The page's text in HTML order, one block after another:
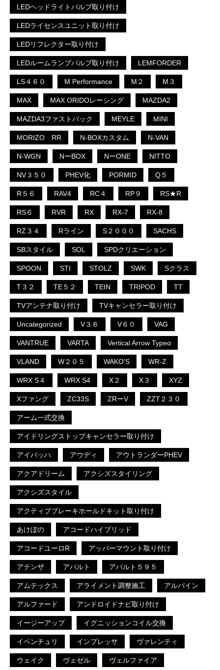
LEDヘッドライトバルブ取り付け
LEDライセンスユニット取り付け
LEDリフレクター取り付け
LEDルームランプバルブ取り付け LEMFORDER
LS４６０ M Performance M２ M３
MAX MAX ORIDOレーシング MAZDA2
MAZDA3ファストバック MEYLE MINI
MORIZO RR N-BOXカスタム N-VAN
N-WGN NーBOX NーONE NITTO
NV３５０ PHEV化 PORMID Q５
R５６ RAV4 RC４ RP９ RS★R
RS６ RVR RX RX-7 RX-8
RZ３４ Rライン S２０００ SACHS
SBスタイル SOL SPDクリエーション
SPOON STI STOLZ SWK Sクラス
T３２ TE５２ TEIN TRIPOD TT
TVアンテナ取り付け TVキャンセラー取り付け
Uncategorized V３６ V６０ VAG
VANTRUE VARTA Vertical Arrow Typeα
VLAND W２０５ WAKO'S WR-Z
WRX S４ WRX S4 X２ X３ XYZ
Xファング ZC33S ZRーV ZZT２３０
アーム一式交換
アイドリングストップキャンセラー取り付け
アイバッハ アウディ アウトランダーPHEV
アクアドリーム アクシズスタイリング
アクシズスタイル
アクティブブレーキホールドキット取り付け
あけぼの アコードハイブリッド
アコードユーロR アッパーマウント取り付け
アテンザ アバルト アバルト５９５
アムテックス アライメント調整施工 アルパイン
アルファード アンドロイドナビ取り付け
イージーアップ イグニッションコイル交換
イベンチュリ インプレッサ ヴァレンティ
ウェイク ヴェゼル ヴェルファイア